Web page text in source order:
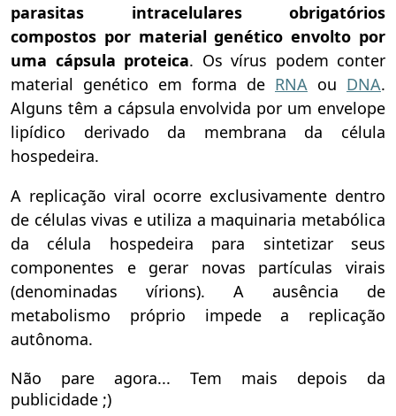
parasitas intracelulares obrigatórios
compostos por material genético envolto por
uma cápsula proteica. Os vírus podem conter
material genético em forma de RNA ou DNA.
Alguns têm a cápsula envolvida por um envelope
lipídico derivado da membrana da célula
hospedeira.
A replicação viral ocorre exclusivamente dentro
de células vivas e utiliza a maquinaria metabólica
da célula hospedeira para sintetizar seus
componentes e gerar novas partículas virais
(denominadas vírions). A ausência de
metabolismo próprio impede a replicação
autônoma.
Não pare agora... Tem mais depois da
publicidade ;)